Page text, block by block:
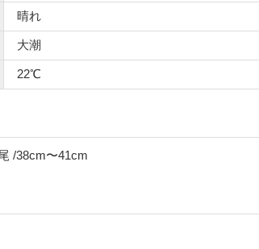
晴れ
大潮
22℃
/38cm〜41cm